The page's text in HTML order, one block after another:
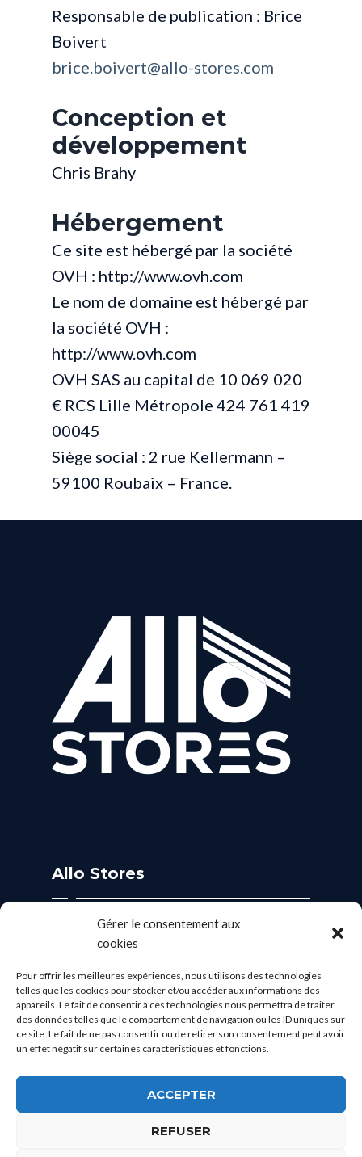
Gérer le consentement aux
cookies
Pour offrir les meilleures expériences, nous utilisons des technologies
telles que les cookies pour stocker et/ou accéder aux informations des
appareils. Le fait de consentir à ces technologies nous permettra de traiter
des données telles que le comportement de navigation ou les ID uniques sur
ce site. Le fait de ne pas consentir ou de retirer son consentement peut avoir
un effet négatif sur certaines caractéristiques et fonctions.
ACCEPTER
REFUSER
Responsable de publication : Brice
Boivert
brice.boivert@allo-stores.com
Conception et
développement
Chris Brahy
Hébergement
Ce site est hébergé par la société
OVH : http://www.ovh.com
Le nom de domaine est hébergé par
la société OVH :
http://www.ovh.com
OVH SAS au capital de 10 069 020
€ RCS Lille Métropole 424 761 419
00045
Siège social : 2 rue Kellermann –
59100 Roubaix – France.
Allo Stores
Rue du Moulin Mardasson 21550 Ladoix-Serrigny.
brice.boivert@allo-stores.com
Lun - Ven: 8:30 - 18:00
Politique de confidentialité|Mentions légales